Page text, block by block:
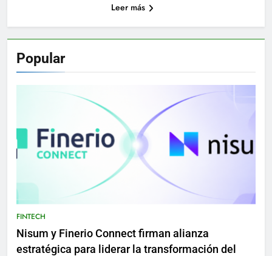
Leer más
Popular
FINTECH
Nisum y Finerio Connect firman alianza
estratégica para liderar la transformación del